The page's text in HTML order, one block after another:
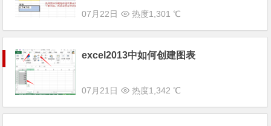
07月22日 热度1,301 ℃
excel2013中如何创建图表
07月21日 热度1,342 ℃